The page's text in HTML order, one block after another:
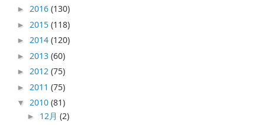
►2016(130)
► 2015(118)
►2014(120)
► 2013(60)
►2012(75)
► 2011(75)
▼2010(81)
► 12月(2)